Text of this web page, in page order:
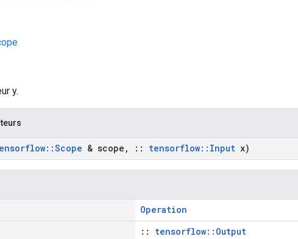
y.
::Scope & scope , :: tensorflow:: Input x)
Operation
:: tensorflow::Output